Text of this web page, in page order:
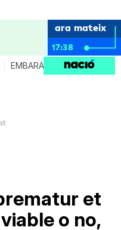
ara mateix
17:38
EMBARÀS CRIANÇA
et
o no,